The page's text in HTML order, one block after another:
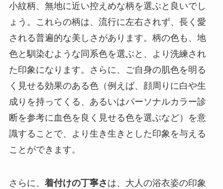
小紋柄、無地に近い控えめな柄を選ぶと良いでし
ょう。これらの柄は、流行に左右されず、長く愛
される普遍的な美しさがあります。柄の色も、地
色と馴染むような同系色を選ぶと、より洗練され
た印象になります。さらに、ご自身の肌色を明る
く見せる効果のある色（例えば、顔周りに白や生
成りを持ってくる、あるいはパーソナルカラー診
断を参考に血色を良く見せる色を選ぶなど）を意
識することで、より生き生きとした印象を与える
ことができます。
さらに、 着付けの丁寧さ は、大人の浴衣姿の印象